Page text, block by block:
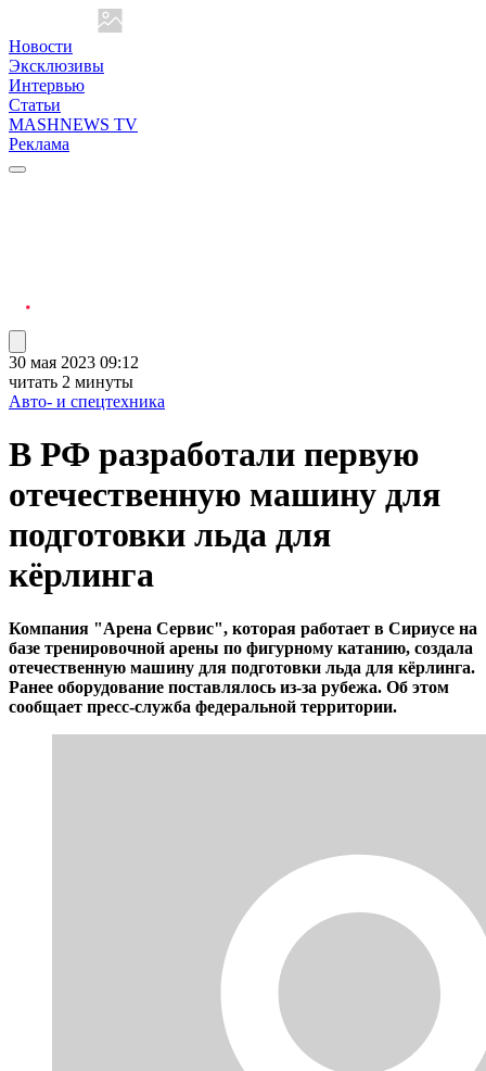
Новости
Эксклюзивы
Интервью
Статьи
MASHNEWS TV
Реклама
30 мая 2023 09:12
читать 2 минуты
Авто- и спецтехника
В РФ разработали первую
отечественную машину для
подготовки льда для
кёрлинга
Компания "Арена Сервис", которая работает в Сириусе на
базе тренировочной арены по фигурному катанию, создала
отечественную машину для подготовки льда для кёрлинга.
Ранее оборудование поставлялось из-за рубежа. Об этом
сообщает пресс-служба федеральной территории.